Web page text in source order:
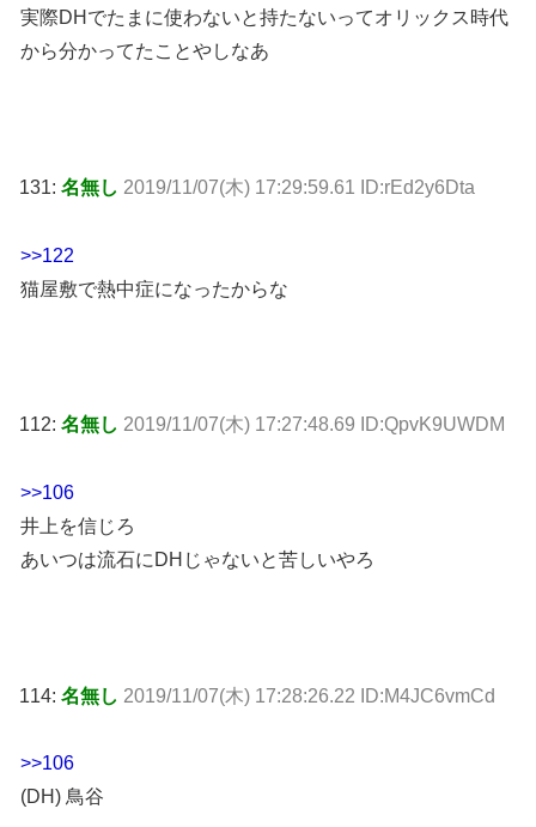
実際DHでたまに使わないと持たないってオリックス時代
から分かってたことやしなあ
131: 名無し 2019/11/07(木) 17:29:59.61 ID:rEd2y6Dta
>>122
猫屋敷で熱中症になったからな
112: 名無し 2019/11/07(木) 17:27:48.69 ID:QpvK9UWDM
>>106
井上を信じろ
あいつは流石にDHじゃないと苦しいやろ
114: 名無し 2019/11/07(木) 17:28:26.22 ID:M4JC6vmCd
>>106
(DH) 鳥谷